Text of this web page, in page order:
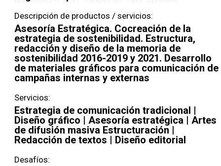
Descripción de productos / servicios:
Asesoría Estratégica. Cocreación de la
estrategia de sostenibilidad. Estructura,
redacción y diseño de la memoria de
sostenibilidad 2016-2019 y 2021. Desarrollo
de materiales gráficos para comunicación de
campañas internas y externas
Servicios:
Estrategia de comunicación tradicional |
Diseño gráfico | Asesoría estratégica | Artes
de difusión masiva Estructuración |
Redacción de textos | Diseño editorial
Desafíos: